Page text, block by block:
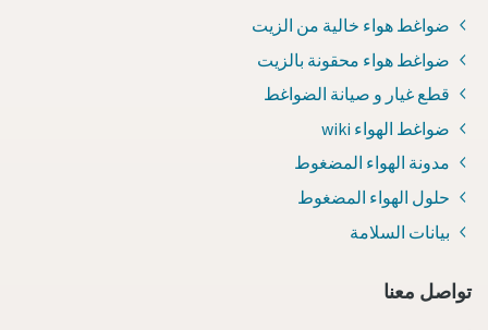
ضواغط هواء خالية من الزيت
ضواغط هواء محقونة بالزيت
قطع غيار و صيانة الضواغط
ضواغط الهواء wiki
مدونة الهواء المضغوط
حلول الهواء المضغوط
بيانات السلامة
تواصل معنا